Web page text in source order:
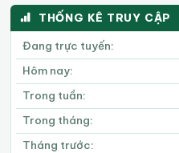
THỐNG KÊ TRUY CẬP
Đang trực tuyến:
Hôm nay:
Trong tuần:
Trong tháng:
Tháng trước: